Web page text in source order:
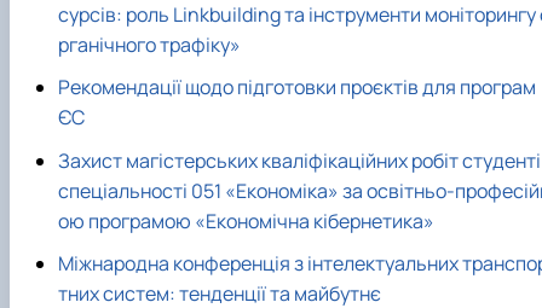
сурсів: роль Linkbuilding та інструменти моніторингу
рганічного трафіку»
Рекомендації щодо підготовки проєктів для програм
ЄС
Захист магістерських кваліфікаційних робіт
спеціальності 051 «Економіка» за освітньо-
ою програмою «Економічна кібернетика»
Міжнародна конференція з інтелектуальних
тних систем: тенденції та майбутнє